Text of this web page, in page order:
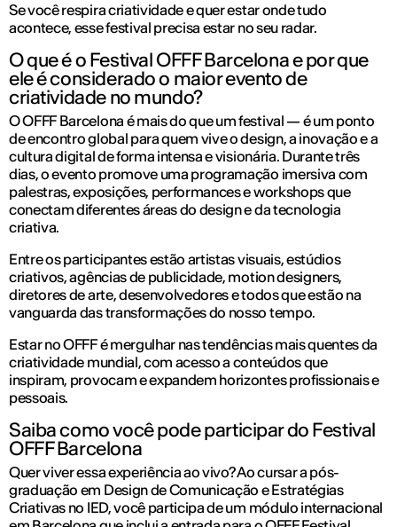
Se você respira criatividade e quer estar onde tudo
acontece, esse festival precisa estar no seu radar.
O que é o Festival OFFF Barcelona e por que
ele é considerado o maior evento de
criatividade no mundo?
O OFFF Barcelona é mais do que um festival — é um ponto
de encontro global para quem vive o design, a inovação e a
cultura digital de forma intensa e visionária. Durante três
dias, o evento promove uma programação imersiva com
palestras, exposições, performances e workshops que
conectam diferentes áreas do design e da tecnologia
criativa.
Entre os participantes estão artistas visuais, estúdios
criativos, agências de publicidade, motion designers,
diretores de arte, desenvolvedores e todos que estão na
vanguarda das transformações do nosso tempo.
Estar no OFFF é mergulhar nas tendências mais quentes da
criatividade mundial, com acesso a conteúdos que
inspiram, provocam e expandem horizontes profissionais e
pessoais.
Saiba como você pode participar do Festival
OFFF Barcelona
Quer viver essa experiência ao vivo? Ao cursar a pós-
graduação em Design de Comunicação e Estratégias
Criativas no IED, você participa de um módulo internacional